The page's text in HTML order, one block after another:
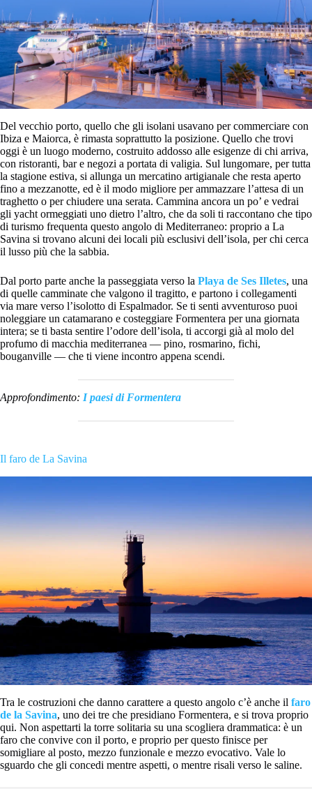
Del vecchio porto, quello che gli isolani usavano per commerciare con
Ibiza e Maiorca, è rimasta soprattutto la posizione. Quello che trovi
oggi è un luogo moderno, costruito addosso alle esigenze di chi arriva,
con ristoranti, bar e negozi a portata di valigia. Sul lungomare, per tutta
la stagione estiva, si allunga un mercatino artigianale che resta aperto
fino a mezzanotte, ed è il modo migliore per ammazzare l’attesa di un
traghetto o per chiudere una serata. Cammina ancora un po’ e vedrai
gli yacht ormeggiati uno dietro l’altro, che da soli ti raccontano che tipo
di turismo frequenta questo angolo di Mediterraneo: proprio a La
Savina si trovano alcuni dei locali più esclusivi dell’isola, per chi cerca
il lusso più che la sabbia.
Dal porto parte anche la passeggiata verso la Playa de Ses Illetes, una
di quelle camminate che valgono il tragitto, e partono i collegamenti
via mare verso l’isolotto di Espalmador. Se ti senti avventuroso puoi
noleggiare un catamarano e costeggiare Formentera per una giornata
intera; se ti basta sentire l’odore dell’isola, ti accorgi già al molo del
profumo di macchia mediterranea — pino, rosmarino, fichi,
bouganville — che ti viene incontro appena scendi.
Approfondimento: I paesi di Formentera
Il faro de La Savina
Tra le costruzioni che danno carattere a questo angolo c’è anche il faro
de la Savina, uno dei tre che presidiano Formentera, e si trova proprio
qui. Non aspettarti la torre solitaria su una scogliera drammatica: è un
faro che convive con il porto, e proprio per questo finisce per
somigliare al posto, mezzo funzionale e mezzo evocativo. Vale lo
sguardo che gli concedi mentre aspetti, o mentre risali verso le saline.